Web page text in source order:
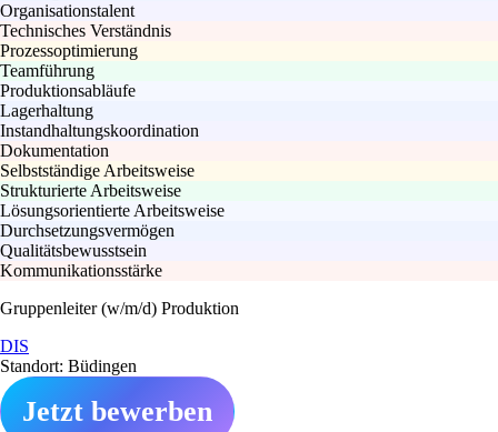
Organisationstalent
Technisches Verständnis
Prozessoptimierung
Teamführung
Produktionsabläufe
Lagerhaltung
Instandhaltungskoordination
Dokumentation
Selbstständige Arbeitsweise
Strukturierte Arbeitsweise
Lösungsorientierte Arbeitsweise
Durchsetzungsvermögen
Qualitätsbewusstsein
Kommunikationsstärke
Gruppenleiter (w/m/d) Produktion
DIS
Standort: Büdingen
Jetzt bewerben